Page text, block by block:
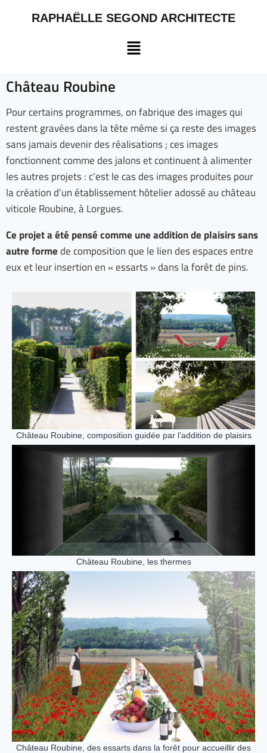
RAPHAËLLE SEGOND ARCHITECTE
Château Roubine
Pour certains programmes, on fabrique des images qui
restent gravées dans la tête même si ça reste des images
sans jamais devenir des réalisations ; ces images
fonctionnent comme des jalons et continuent à alimenter
les autres projets : c’est le cas des images produites pour
la création d’un établissement hôtelier adossé au château
viticole Roubine, à Lorgues.
Ce projet a été pensé comme une addition de plaisirs sans
autre formede composition que le lien des espaces entre
eux et leur insertion en « essarts » dans la forêt de pins.
Château Roubine, composition guidée par l’addition de plaisirs
Château Roubine, les thermes
Château Roubine, des essarts dans la forêt pour accueillir des